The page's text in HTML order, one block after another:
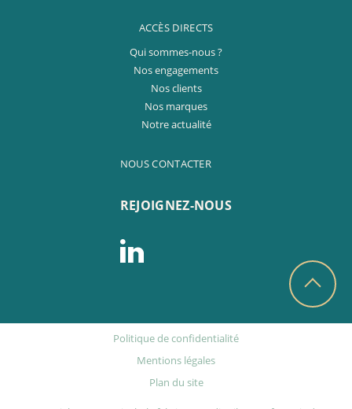
ACCÈS DIRECTS
Qui sommes-nous ?
Nos engagements
Nos clients
Nos marques
Notre actualité
NOUS CONTACTER
REJOIGNEZ-NOUS
Politique de confidentialité
Mentions légales
Plan du site